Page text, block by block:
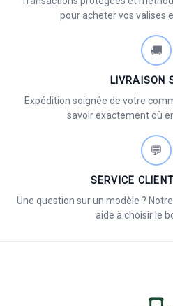
pour acheter vos valises
🚚
LIVRAISON
Expédition soignée de votre
savoir exactement où
💬
SERVICE
Une question sur un modèle ?
aide à choisir le